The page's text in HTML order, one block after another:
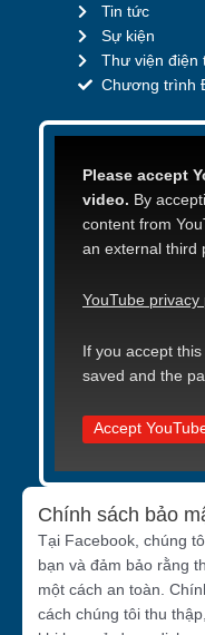
Tin tức
Sự kiện
Thư viện điện
Chương trình
Please accept
video. By
content from
an external third
YouTube privacy
If you accept
saved and the
Accept
Chính sách bảo
Tại Facebook, chúng
bạn và đảm bảo rằng
một cách an toàn.
cách chúng tôi thu